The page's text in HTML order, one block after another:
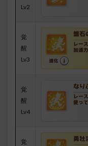
Lv2
覚
醒
Lv3
覚
醒
Lv4
覚